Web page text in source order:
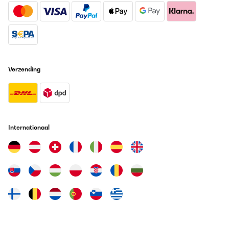
Verzending
Internationaal